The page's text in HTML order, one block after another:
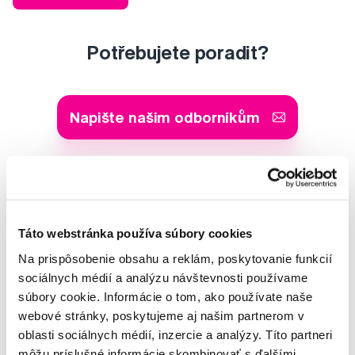
Táto webstránka používa súbory cookies
Na prispôsobenie obsahu a reklám, poskytovanie funkcií
sociálnych médií a analýzu návštevnosti používame
súbory cookie. Informácie o tom, ako používate naše
webové stránky, poskytujeme aj našim partnerom v
oblasti sociálnych médií, inzercie a analýzy. Títo partneri
Potřebujete poradit?
Napište našim odborníkům
odborná konzultácia dentálnej
Lucie Vokůrková
odborná konzultácia dentálnej